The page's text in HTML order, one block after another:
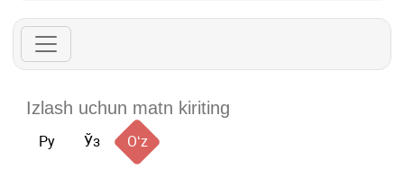
Ру Ўз Oʻz